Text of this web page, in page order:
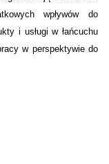
wpływów do
i usługi w łańcuchu
w perspektywie do